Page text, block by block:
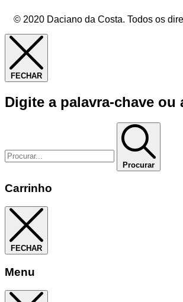
© 2020 Daciano da Costa. Todos os
FECHAR
Digite a palavra-chave ou
Procurar
Carrinho
FECHAR
Menu